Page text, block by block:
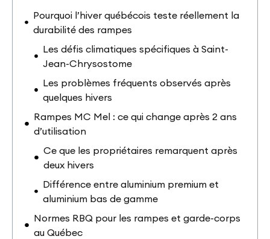
Pourquoi l’hiver québécois teste réellement la
durabilité des rampes
Les défis climatiques spécifiques à Saint-
Jean-Chrysostome
Les problèmes fréquents observés après
quelques hivers
Rampes MC Mel : ce qui change après 2 ans
d’utilisation
Ce que les propriétaires remarquent après
deux hivers
Différence entre aluminium premium et
aluminium bas de gamme
Normes RBQ pour les rampes et garde-corps
au Québec